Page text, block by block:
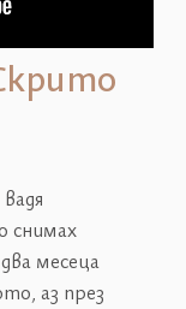
снимах
месеца
аз през